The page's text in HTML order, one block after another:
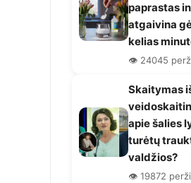
paprastas
atgaivina
kelias
👁️ 24045
Skaitymas
apie šalies
turėtų
valdžios?
👁️ 19872